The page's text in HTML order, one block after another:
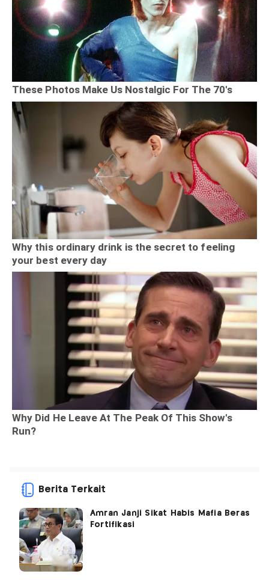
Berita Terkait
Amran Janji Sikat Habis Mafia Beras
Fortifikasi